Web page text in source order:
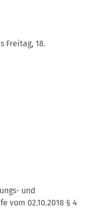
Freitag, 18.
und
vom 02.10.2018 § 4